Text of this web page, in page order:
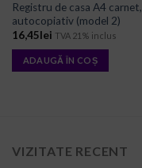
Registru de casa A4 carnet,
autocopiativ (model 2)
16,45lei TVA 21% inclus
ADAUGĂ ÎN COȘ
VIZITATE RECENT